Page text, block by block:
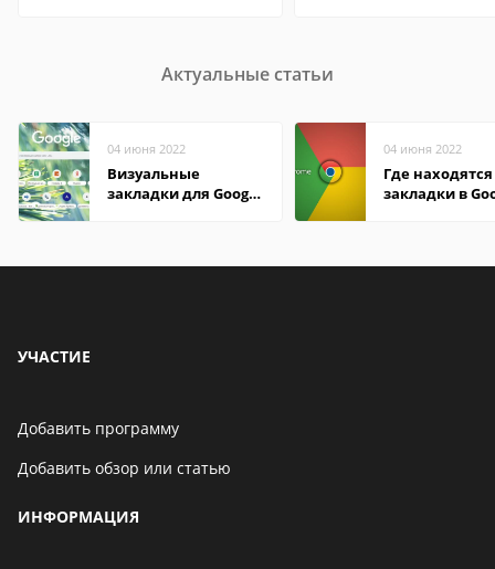
Актуальные статьи
04 июня 2022
Визуальные
закладки для Google
04 июня 2022
Где находятся
закладки в
УЧАСТИЕ
Добавить программу
Добавить обзор или статью
ИНФОРМАЦИЯ